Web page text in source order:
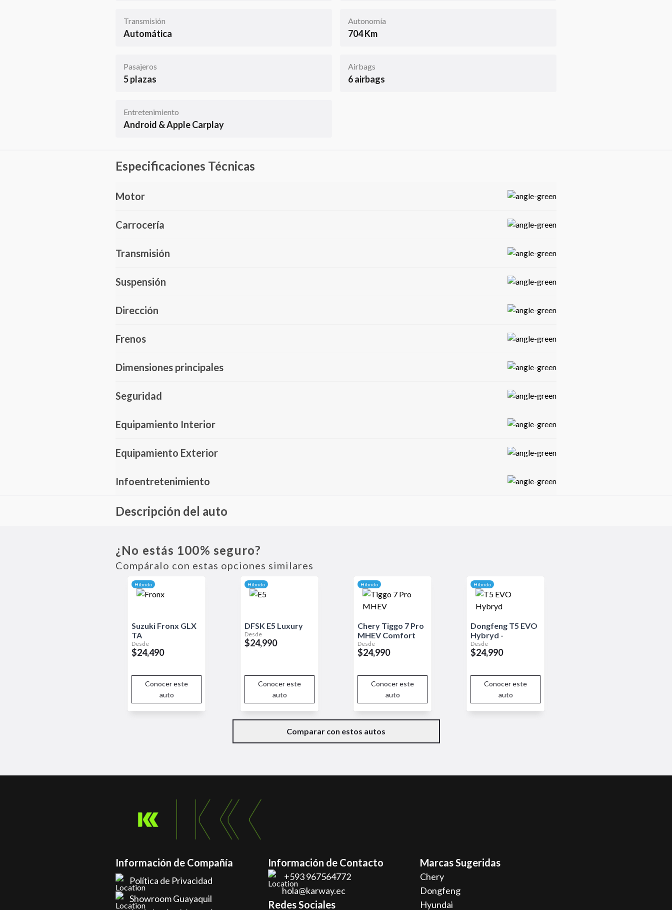
Transmisión
Automática
Autonomía
704 Km
Pasajeros
5 plazas
Airbags
6 airbags
Entretenimiento
Android & Apple Carplay
Especificaciones Técnicas
Motor
Carrocería
Transmisión
Suspensión
Dirección
Frenos
Dimensiones principales
Seguridad
Equipamiento Interior
Equipamiento Exterior
Infoentretenimiento
Descripción del auto
moderno y la tecnología del modelo eléctrico, pero con mayor autonomía total.
¿No estás 100% seguro?
Compáralo con estas opciones similares
Híbrido
Suzuki Fronx GLX
TA
Desde
$24,490
Conocer este
auto
Híbrido
DFSK E5 Luxury
Desde
$24,990
Conocer este
auto
Híbrido
Chery Tiggo 7 Pro
MHEV Comfort
Desde
$24,990
Conocer este
auto
Híbrido
Dongfeng T5 EVO
Hybryd -
Desde
$24,990
Conocer este
auto
Comparar con estos autos
Información de Compañía
Política de Privacidad
Showroom Guayaquil
Información de Contacto
+593 967564772
hola@karway.ec
Redes Sociales
Marcas Sugeridas
Chery
Dongfeng
Hyundai